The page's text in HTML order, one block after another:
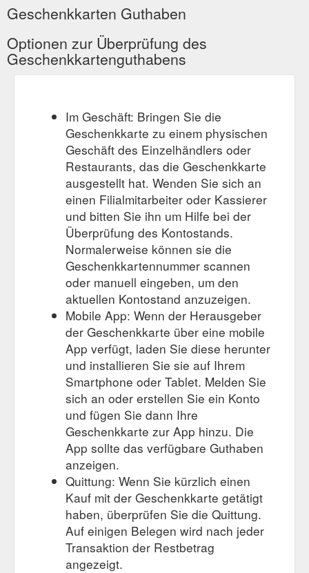
Geschenkkarten Guthaben
Optionen zur Überprüfung des
Geschenkkartenguthabens
Im Geschäft: Bringen Sie die
Geschenkkarte zu einem physischen
Geschäft des Einzelhändlers oder
Restaurants, das die Geschenkkarte
ausgestellt hat. Wenden Sie sich an
einen Filialmitarbeiter oder Kassierer
und bitten Sie ihn um Hilfe bei der
Überprüfung des Kontostands.
Normalerweise können sie die
Geschenkkartennummer scannen
oder manuell eingeben, um den
aktuellen Kontostand anzuzeigen.
Mobile App: Wenn der Herausgeber
der Geschenkkarte über eine mobile
App verfügt, laden Sie diese herunter
und installieren Sie sie auf Ihrem
Smartphone oder Tablet. Melden Sie
sich an oder erstellen Sie ein Konto
und fügen Sie dann Ihre
Geschenkkarte zur App hinzu. Die
App sollte das verfügbare Guthaben
anzeigen.
Quittung: Wenn Sie kürzlich einen
Kauf mit der Geschenkkarte getätigt
haben, überprüfen Sie die Quittung.
Auf einigen Belegen wird nach jeder
Transaktion der Restbetrag
angezeigt.